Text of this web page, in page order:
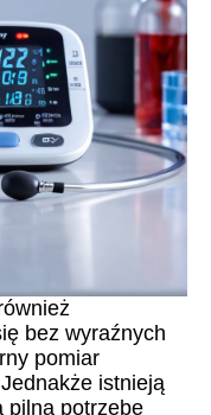
bez wyraźnych
pomiar
istnieją
pilną potrzebę